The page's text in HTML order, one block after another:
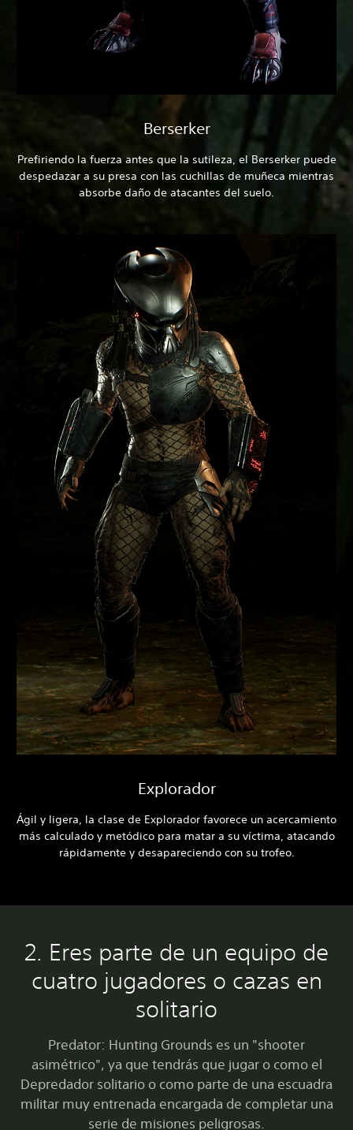
Berserker
Prefiriendo la fuerza antes que la sutileza, el Berserker puede
despedazar a su presa con las cuchillas de muñeca mientras
absorbe daño de atacantes del suelo.
Explorador
Ágil y ligera, la clase de Explorador favorece un acercamiento
más calculado y metódico para matar a su víctima, atacando
rápidamente y desapareciendo con su trofeo.
2. Eres parte de un equipo de
cuatro jugadores o cazas en
solitario
Predator: Hunting Grounds es un "shooter
asimétrico", ya que tendrás que jugar o como el
Depredador solitario o como parte de una escuadra
militar muy entrenada encargada de completar una
serie de misiones peligrosas.